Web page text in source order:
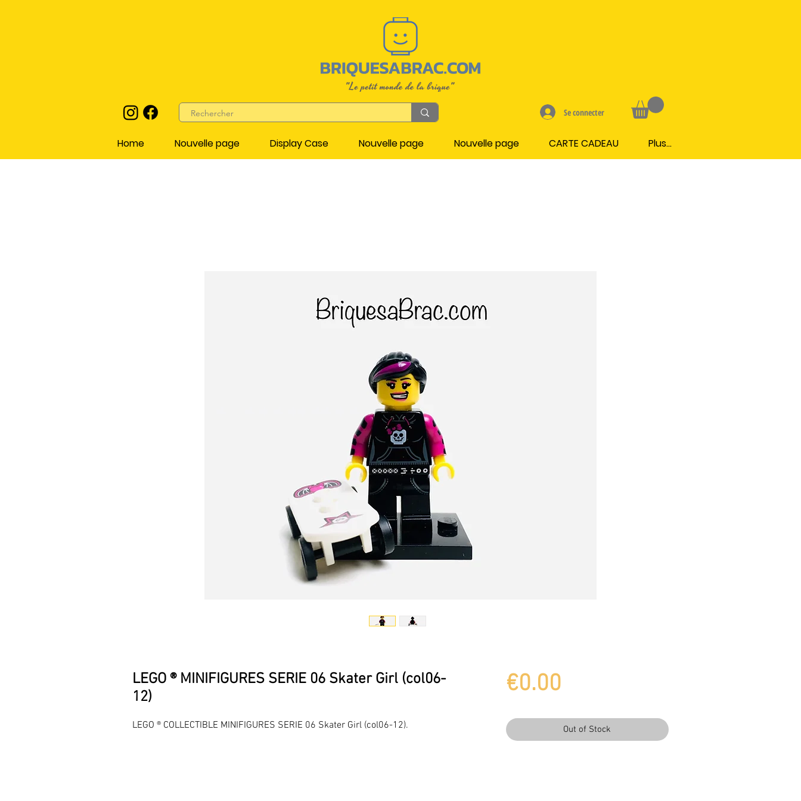
Se connecter
Home Nouvelle page Display Case Nouvelle page Nouvelle page CARTE CADEAU Plus...
LEGO ® MINIFIGURES SERIE 06 Skater Girl (col06-
12)
LEGO ® COLLECTIBLE MINIFIGURES SERIE 06 Skater Girl (col06-12).
€0.00Price
Out of Stock